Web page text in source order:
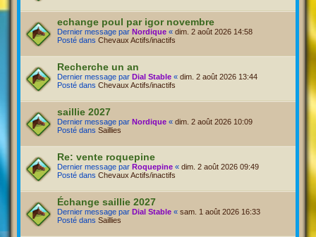
echange poul par igor novembre
Dernier message par Nordique « dim. 2 août 2026 14:58
Posté dans Chevaux Actifs/inactifs
Recherche un an
Dernier message par Dial Stable « dim. 2 août 2026 13:44
Posté dans Chevaux Actifs/inactifs
saillie 2027
Dernier message par Nordique « dim. 2 août 2026 10:09
Posté dans Saillies
Re: vente roquepine
Dernier message par Roquepine « dim. 2 août 2026 09:49
Posté dans Chevaux Actifs/inactifs
Échange saillie 2027
Dernier message par Dial Stable « sam. 1 août 2026 16:33
Posté dans Saillies